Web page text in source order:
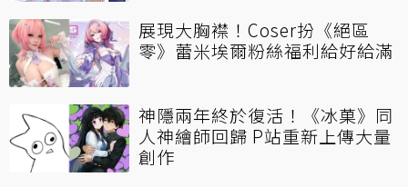
展現大胸襟！Coser扮《絕區
零》蕾米埃爾粉絲福利給好給滿
神隱兩年終於復活！《冰菓》同
人神繪師回歸 P站重新上傳大量
創作